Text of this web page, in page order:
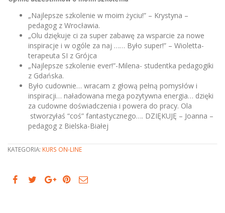
„Najlepsze szkolenie w moim życiu!” – Krystyna –
pedagog z Wrocławia.
„Olu dziękuje ci za super zabawę za wsparcie za nowe
inspiracje i w ogóle za naj …… Było super!” – Wioletta-
terapeuta SI z Grójca
„Najlepsze szkolenie ever!”-Milena- studentka pedagogiki
z Gdańska.
Było cudownie… wracam z głową pełną pomysłów i
inspiracji… naładowana mega pozytywna energia… dzięki
za cudowne doświadczenia i powera do pracy. Ola
stworzyłaś “coś” fantastycznego…. DZIĘKUJĘ – Joanna –
pedagog z Bielska-Białej
KATEGORIA: KURS ON-LINE